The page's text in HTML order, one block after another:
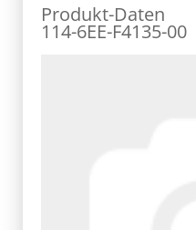
Produkt-Daten
114-6EE-F4135-00